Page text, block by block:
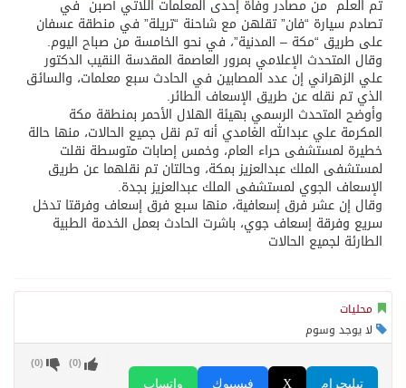
تم العلم من مصادر وفاة إحدى المعلمات اللاتي أصبن في
تصادم سيارة “فان” تقلهن مع شاحنة “تريلة” في منطقة عسفان
على طريق “مكة – المدنية”، في نحو الخامسة من صباح اليوم.
وقال المتحدث الإعلامي بمرور العاصمة المقدسة النقيب الدكتور
علي الزهراني إن عدد المصابين في الحادث سبع معلمات، والسائق
الذي تم نقله عن طريق الإسعاف الطائر.
وأوضح المتحدث الرسمي بهيئة الهلال الأحمر بمنطقة مكة
المكرمة علي عبدالله الغامدي أنه تم نقل جميع الحالات، منها حالة
خطيرة لمستشفى حراء العام، وخمس إصابات متوسطة نقلت
لمستشفى الملك عبدالعزيز بمكة، وحالتان تم نقلهما عن طريق
الإسعاف الجوي لمستشفى الملك عبدالعزيز بجدة.
وقال إن عشر فرق إسعافية، منها سبع فرق إسعاف وفرقتا تدخل
سريع وفرقة إسعاف جوي، باشرت الحادث بعمل الخدمة الطبية
الطارئة لجميع الحالات
محليات
لا يوجد وسوم
واتساب فيسبوك X تيليجرام
(
0
) (
0
)